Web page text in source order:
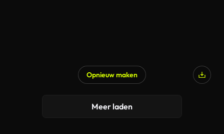
Opnieuw maken
Meer laden